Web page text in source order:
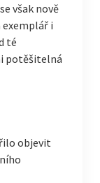
však nově
i
té
potěšitelná
objevit